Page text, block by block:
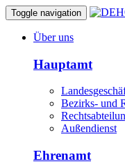
Toggle navigation
Über uns
Hauptamt
Bezirks- und
Außendienst
Ehrenamt